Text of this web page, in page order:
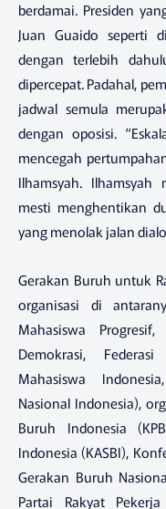
berdamai. Presiden
Juan Guaido seperti
dengan terlebih
dipercepat. Padahal,
jadwal semula
dengan oposisi.
mencegah
Ilhamsyah.
mesti menghentikan
yang menolak jalan
Gerakan Buruh untuk
organisasi di
Mahasiswa
Demokrasi,
Mahasiswa
Nasional Indonesia),
Buruh Indonesia
Indonesia (KASBI),
Gerakan Buruh
Partai Rakyat Pekerja